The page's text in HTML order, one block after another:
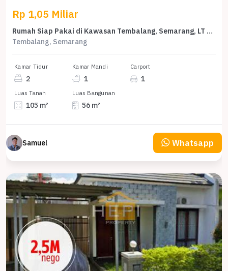
Rp 1,05 Miliar
Rumah Siap Pakai di Kawasan Tembalang, Semarang, LT 105m²
Tembalang, Semarang
Kamar Tidur
2
Kamar Mandi
1
Carport
1
Luas Tanah
105 m²
Luas Bangunan
56 m²
Samuel Whatsapp